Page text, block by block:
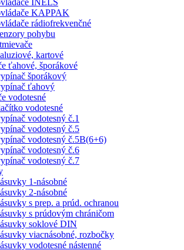
INELS
KAPPAK
rádiofrekvenčné
pohybu
kartové
ťahové, šporákové
šporákový
ťahový
vodotesné
vodotesné
vodotesný č.1
vodotesný č.5
vodotesný č.5B(6+6)
vodotesný č.6
vodotesný č.7
1-násobné
2-násobné
s prep. a prúd. ochranou
s prúdovým chráničom
soklové DIN
viacnásobné, rozbočky
vodotesné nástenné